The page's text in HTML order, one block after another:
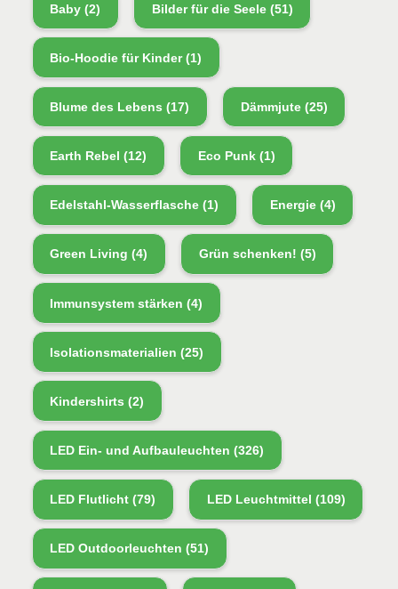
Baby (2) Bilder für die Seele(51)
Bio-Hoodie für Kinder(1)
Blume des Lebens (17) Dämmjute(25)
Earth Rebel (12) Eco Punk(1)
Edelstahl-Wasserflasche (1) Energie(4)
Green Living (4) Grün schenken! (5)
Immunsystem stärken (4)
Isolationsmaterialien (25)
Kindershirts (2)
LED Ein- und Aufbauleuchten (326)
LED Flutlicht (79) LED Leuchtmittel (109)
LED Outdoorleuchten (51)